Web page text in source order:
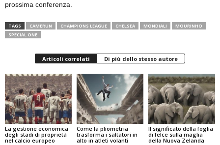
prossima conferenza.
TAGS CAMERUN CHAMPIONS LEAGUE CHELSEA MONDIALI
MOURINHO
SPECIAL ONE
Articoli correlati Di più dello stesso autore
La gestione economica
degli stadi di proprietà
nel calcio europeo
Come la pliometria
trasforma i saltatori in
alto in atleti volanti
Il significato della foglia
di felce sulla maglia
della Nuova Zelanda